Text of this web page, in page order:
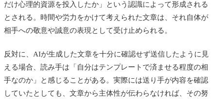
だけ心理的資源を投入したか」という認識によって形成される
とされる。時間や労力をかけて考えられた文章は、それ自体が
相手への敬意や誠意の表現として受け止められる。
反対に、AIが生成した文章を十分に確認せず送信したように見
える場合、読み手は「自分はテンプレートで済ませる程度の相
手なのか」と感じることがある。実際には送り手が内容を確認
していたとしても、文章から主体性が伝わらなければ、その努